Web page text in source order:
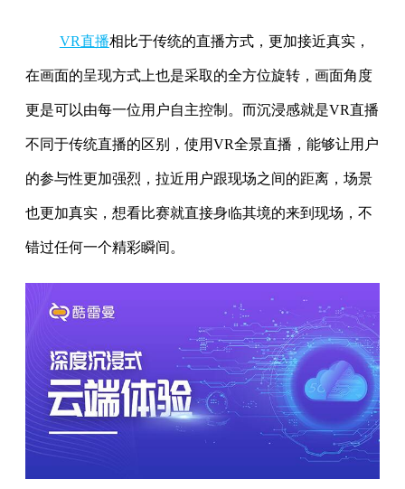
VR直播相比于传统的直播方式，更加接近真实，
在画面的呈现方式上也是采取的全方位旋转，画面角度
更是可以由每一位用户自主控制。而沉浸感就是VR直播
不同于传统直播的区别，使用VR全景直播，能够让用户
的参与性更加强烈，拉近用户跟现场之间的距离，场景
也更加真实，想看比赛就直接身临其境的来到现场，不
错过任何一个精彩瞬间。